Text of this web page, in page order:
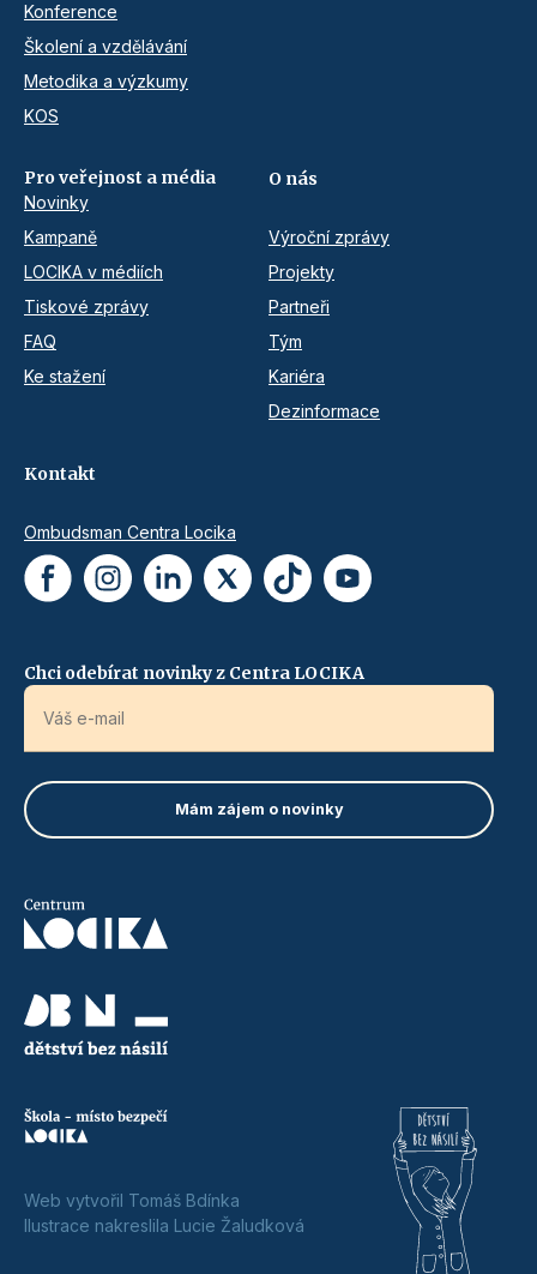
Konference
Školení a vzdělávání
Metodika a výzkumy
KOS
Pro veřejnost a média
Novinky
Kampaně
LOCIKA v médiích
Tiskové zprávy
FAQ
Ke stažení
O nás
Výroční zprávy
Projekty
Partneři
Tým
Kariéra
Dezinformace
Kontakt
Ombudsman Centra Locika
Chci odebírat novinky z Centra LOCIKA
Web vytvořil Tomáš Bdínka
Ilustrace nakreslila Lucie Žaludková